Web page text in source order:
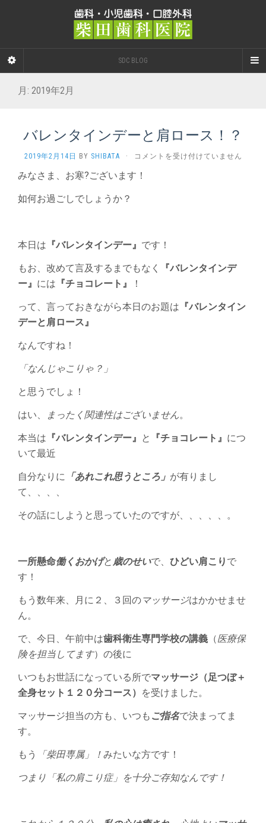
SDC BLOG
月: 2019年2月
バレンタインデーと肩ロース！？
2019年2月14日 BY SHIBATA ·
バ
ン
と
ロ
ー
は
コメントを受け付けていません
みなさま、お寒?ございます！
如何お過ごしでしょうか？
本日は 『バレンタインデー』 です！
もお、改めて言及するまでもなく
『バレンタインデ
ー』 には 『チョコレート』 ！
って、言っておきながら本日のお題は 『バレンタイン
デーと肩ロース』
なんですね！
「なんじゃこりゃ？」
と思うでしょ！
はい、 まったく関連性はございません。
本当は 『バレンタインデー』 と 『チョコレート』 につ
いて最近
自分なりに 「あれこれ思うところ」 が有りまし
て、、、、
その話にしようと思っていたのですが、、、、、。
一所懸命働くおかげと 歳のせいで、 ひどい肩こり で
す！
もう数年来、月に２、３回のマッサージはかかせませ
ん。
で、今日、午前中は歯科衛生専門学校の講義 （医療保
険を担当してます）の後に
いつもお世話になっている所でマッサージ（足つぼ＋
全身セット１２０分コース） を受けました。
マッサージ担当の方も、いつも ご指名で決まってま
す。
もう 「柴田専属」！ みたいな方です！
つまり「私の肩こり症」を十分ご存知なんです！